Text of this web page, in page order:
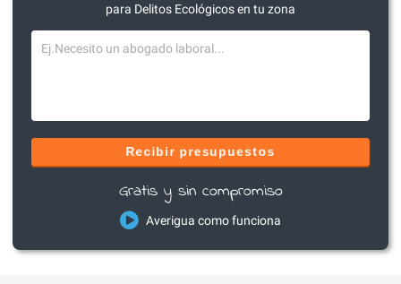
para Delitos Ecológicos en tu zona
Recibir presupuestos
Gratis y sin compromiso
Averigua como funciona